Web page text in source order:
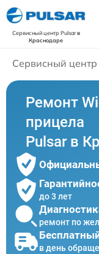
Сервисный центр Pulsarв
Краснодаре
Сервисный центр
Ремонт
прицела
Pulsar в
до 3 лет
ремонт по
в день